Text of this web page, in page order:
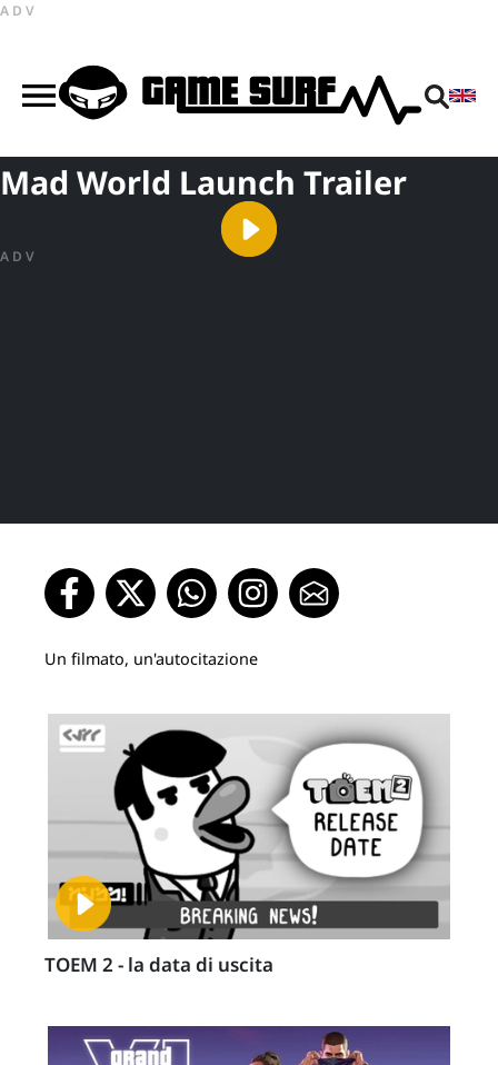
ADV
Mad World Launch Trailer
ADV
Un filmato, un'autocitazione
TOEM 2 - la data di uscita